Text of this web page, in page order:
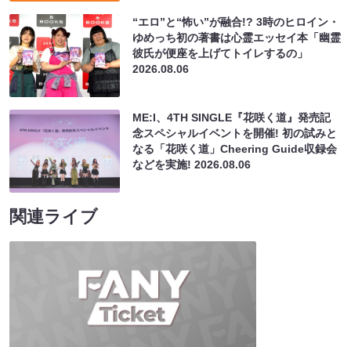
“エロ”と“怖い”が融合!? 3時のヒロイン・
ゆめっち初の著書は心霊エッセイ本「幽霊
彼氏が便座を上げてトイレするの」
2026.08.06
ME:I、4TH SINGLE『花咲く道』発売記
念スペシャルイベントを開催! 初の試みと
なる「花咲く道」Cheering Guide収録会
などを実施!2026.08.06
関連ライブ